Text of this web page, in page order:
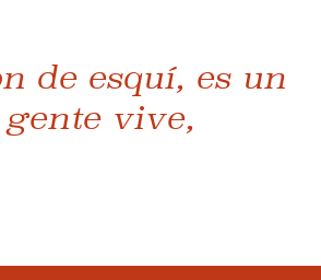
de esquí, es un
vive,